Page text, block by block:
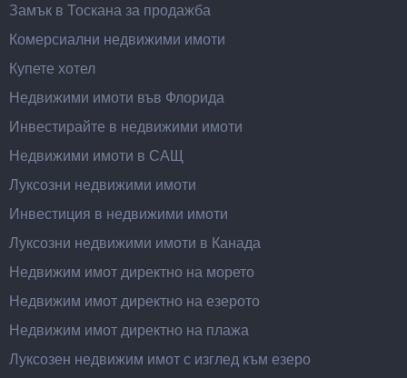
Замък в Тоскана за продажба
Комерсиални недвижими имоти
Купете хотел
Недвижими имоти във Флорида
Инвестирайте в недвижими имоти
Недвижими имоти в САЩ
Луксозни недвижими имоти
Инвестиция в недвижими имоти
Луксозни недвижими имоти в Канада
Недвижим имот директно на морето
Недвижим имот директно на езерото
Недвижим имот директно на плажа
Луксозен недвижим имот с изглед към езеро